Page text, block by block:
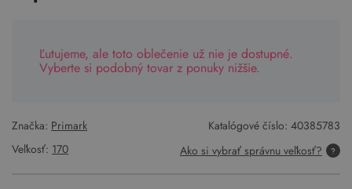
Ľutujeme, ale toto oblečenie už nie je dostupné.
Vyberte si podobný tovar z ponuky nižšie.
Značka: Primark Katalógové číslo: 40385783
Veľkosť: 170 Ako si vybrať správnu veľkosť?